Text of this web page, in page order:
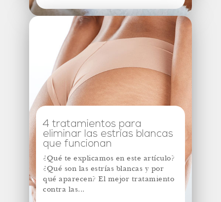
4 tratamientos para
eliminar las estrías blancas
que funcionan
¿Qué te explicamos en este artículo?
¿Qué son las estrías blancas y por
qué aparecen? El mejor tratamiento
contra las...